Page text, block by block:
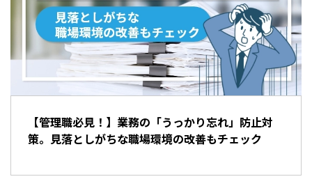
【管理職必見！】業務の「うっかり忘れ」防止対
策。見落としがちな職場環境の改善もチェック